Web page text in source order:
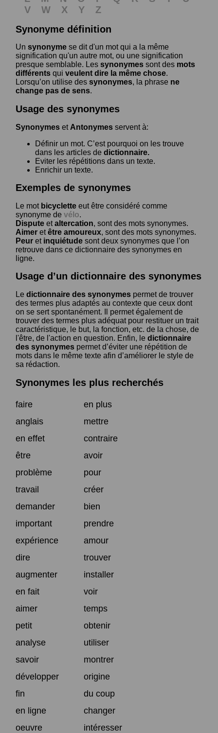
V
W X Y
Z
Synonyme définition
Un synonyme se dit d'un mot qui a la même
signification qu'un autre mot, ou une signification
presque semblable. Les synonymes sont des mots
différents qui veulent dire la même chose.
Lorsqu’on utilise des synonymes, la phrase ne
change pas de sens.
Usage des synonymes
Synonymes et Antonymes servent à:
Définir un mot. C’est pourquoi on les trouve
dans les articles de dictionnaire.
Eviter les répétitions dans un texte.
Enrichir un texte.
Exemples de synonymes
Le mot bicyclette eut être considéré comme
synonyme de vélo.
Dispute etaltercation, sont des mots synonymes.
Aimer etêtre amoureux, sont des mots synonymes.
Peur et inquiétude sont deux synonymes que l’on
retrouve dans ce dictionnaire des synonymes en
ligne.
Usage d’un dictionnaire des synonymes
Le dictionnaire des synonymes permet de trouver
des termes plus adaptés au contexte que ceux dont
on se sert spontanément. Il permet également de
trouver des termes plus adéquat pour restituer un trait
caractéristique, le but, la fonction, etc. de la chose, de
l'être, de l'action en question. Enfin, le dictionnaire
des synonymes permet d’éviter une répétition de
mots dans le même texte afin d’améliorer le style de
sa rédaction.
Synonymes les plus recherchés
faire
en plus
anglais
mettre
en effet
contraire
être
avoir
problème
pour
travail
créer
demander
bien
important
prendre
expérience
amour
dire
trouver
augmenter
installer
en fait
voir
aimer
temps
petit
obtenir
analyse
utiliser
savoir
montrer
développer
origine
fin
du coup
en ligne
changer
oeuvre
intéresser